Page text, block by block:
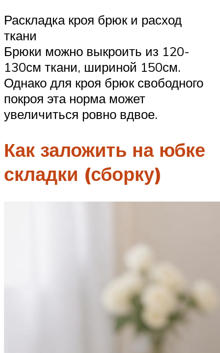
Раскладка кроя брюк и расход
ткани
Брюки можно выкроить из 120-
130см ткани, шириной 150см.
Однако для кроя брюк свободного
покроя эта норма может
увеличиться ровно вдвое.
Как заложить на юбке
складки (сборку)